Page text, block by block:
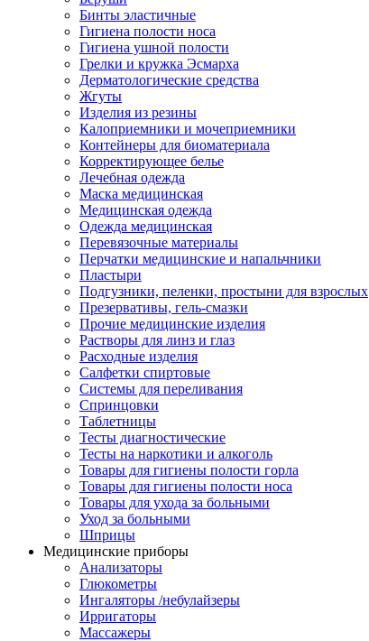
Бинты эластичные
Гигиена полости носа
Гигиена ушной полости
Грелки и кружка Эсмарха
Дерматологические средства
Жгуты
Изделия из резины
Калоприемники и мочеприемники
Контейнеры для биоматериала
Корректирующее белье
Лечебная одежда
Маска медицинская
Медицинская одежда
Одежда медицинская
Перевязочные материалы
Перчатки медицинские и напальчники
Пластыри
Подгузники, пеленки, простыни для взрослых
Презервативы, гель-смазки
Прочие медицинские изделия
Растворы для линз и глаз
Расходные изделия
Салфетки спиртовые
Системы для переливания
Спринцовки
Таблетницы
Тесты диагностические
Тесты на наркотики и алкоголь
Товары для гигиены полости горла
Товары для гигиены полости носа
Товары для ухода за больными
Уход за больными
Шприцы
Медицинские приборы
Анализаторы
Глюкометры
Ингаляторы /небулайзеры
Ирригаторы
Массажеры